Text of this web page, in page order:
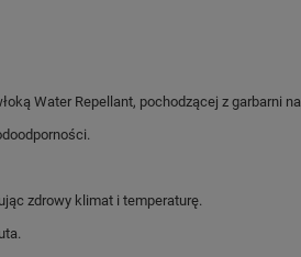
Water Repellant, pochodzącej z garbarni
zdrowy klimat i temperaturę.